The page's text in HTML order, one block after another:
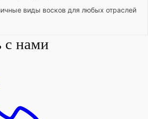
виды восков для любых отраслей
с нами